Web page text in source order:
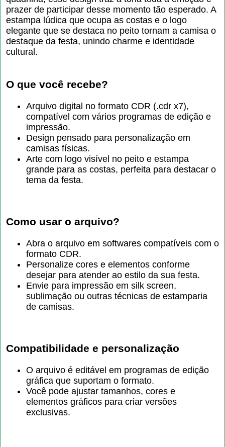
prazer de participar desse momento tão esperado. A
estampa lúdica que ocupa as costas e o logo
elegante que se destaca no peito tornam a camisa o
destaque da festa, unindo charme e identidade
cultural.
O que você recebe?
Arquivo digital no formato CDR (.cdr x7),
compatível com vários programas de edição e
impressão.
Design pensado para personalização em
camisas físicas.
Arte com logo visível no peito e estampa
grande para as costas, perfeita para destacar o
tema da festa.
Como usar o arquivo?
Abra o arquivo em softwares compatíveis com o
formato CDR.
Personalize cores e elementos conforme
desejar para atender ao estilo da sua festa.
Envie para impressão em silk screen,
sublimação ou outras técnicas de estamparia
de camisas.
Compatibilidade e personalização
O arquivo é editável em programas de edição
gráfica que suportam o formato.
Você pode ajustar tamanhos, cores e
elementos gráficos para criar versões
exclusivas.